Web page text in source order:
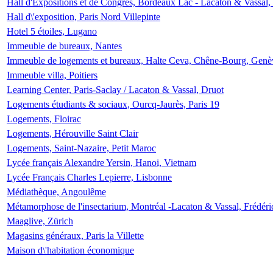
Hall d'Expositions et de Congrès, Bordeaux Lac - Lacaton &
Hall d\'exposition, Paris Nord Villepinte
Hotel 5 étoiles, Lugano
Immeuble de bureaux, Nantes
Immeuble de logements et bureaux, Halte Ceva, Chêne-Bourg,
Immeuble villa, Poitiers
Learning Center, Paris-Saclay / Lacaton & Vassal, Druot
Logements étudiants & sociaux, Ourcq-Jaurès, Paris 19
Logements, Floirac
Logements, Hérouville Saint Clair
Logements, Saint-Nazaire, Petit Maroc
Lycée français Alexandre Yersin, Hanoi, Vietnam
Lycée Français Charles Lepierre, Lisbonne
Médiathèque, Angoulême
Métamorphose de l'insectarium, Montréal -Lacaton & Vassal,
Maaglive, Zürich
Magasins généraux, Paris la Villette
Maison d\'habitation économique